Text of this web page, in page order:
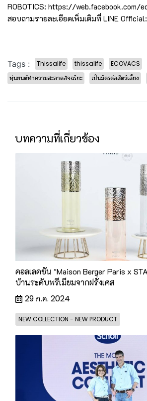
ROBOTICS: https://web.facebook.com/
สอบถามรายละเอียดเพิ่มเติมที่ LINE Official:
Tags : Thissalife thissalife ECOVACS
หุ่นยนต์ทำความสะอาดอัจฉริยะ
เป็นมิตรต่อสัตว์เลี้ยง
บทความที่เกี่ยวข้อง
คอลเลคชัน "Maison Berger Paris x
บ้านระดับพรีเมียมจากฝรั่งเศส
29 ก.ค. 2024
NEW COLLECTION - NEW PRODUCT